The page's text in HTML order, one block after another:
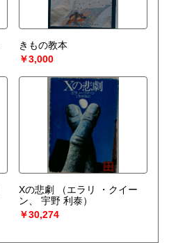
きもの教本
￥3,000
Xの悲劇
（エラリ ・クイー
ン、 宇野 利泰）
￥30,274